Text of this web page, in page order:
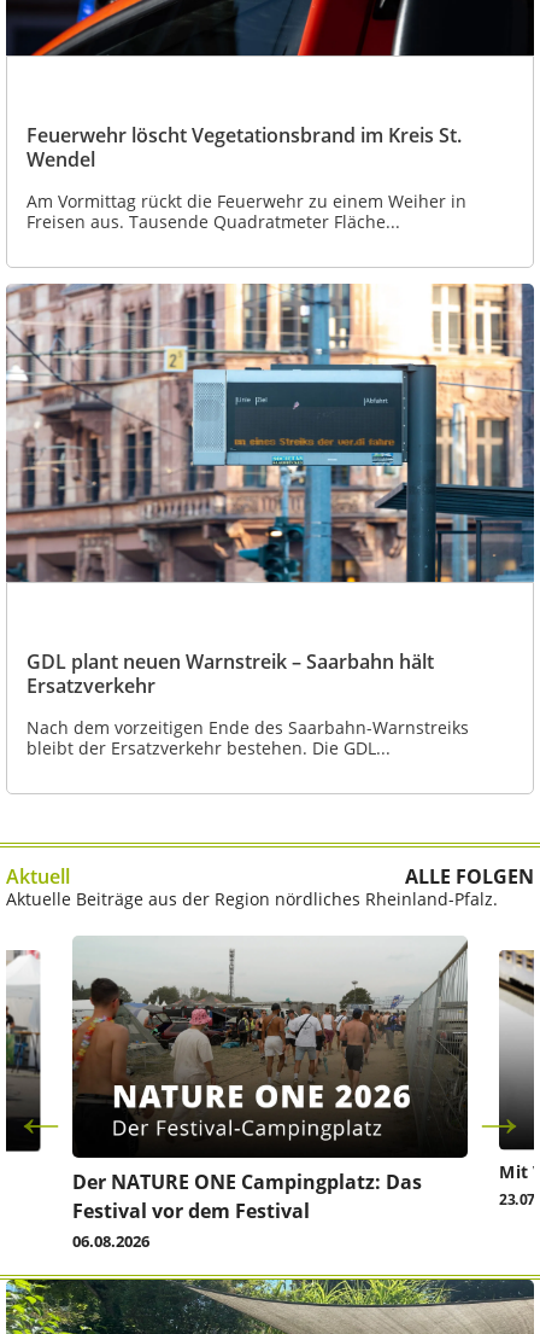
Feuerwehr löscht Vegetationsbrand im Kreis St.
Wendel
Am Vormittag rückt die Feuerwehr zu einem Weiher in
Freisen aus. Tausende Quadratmeter Fläche...
GDL plant neuen Warnstreik – Saarbahn hält
Ersatzverkehr
Nach dem vorzeitigen Ende des Saarbahn-Warnstreiks
bleibt der Ersatzverkehr bestehen. Die GDL...
Aktuell ALLE FOLGEN
Aktuelle Beiträge aus der Region nördliches Rheinland-Pfalz.
Der NATURE ONE Campingplatz: Das
Festival vor dem Festival
06.08.2026
Mit